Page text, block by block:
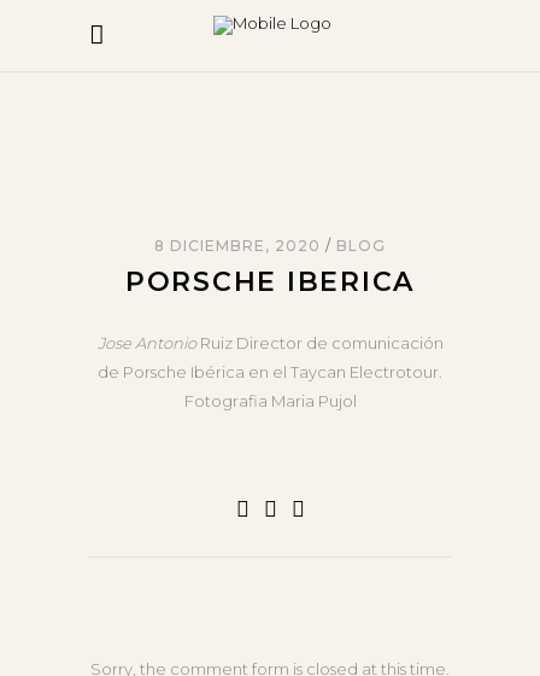
8 DICIEMBRE, 2020 BLOG
PORSCHE IBERICA
Jose AntonioRuiz Director de comunicación
de Porsche Ibérica en el Taycan Electrotour.
Fotografia Maria Pujol
Sorry, the comment form is closed at this time.